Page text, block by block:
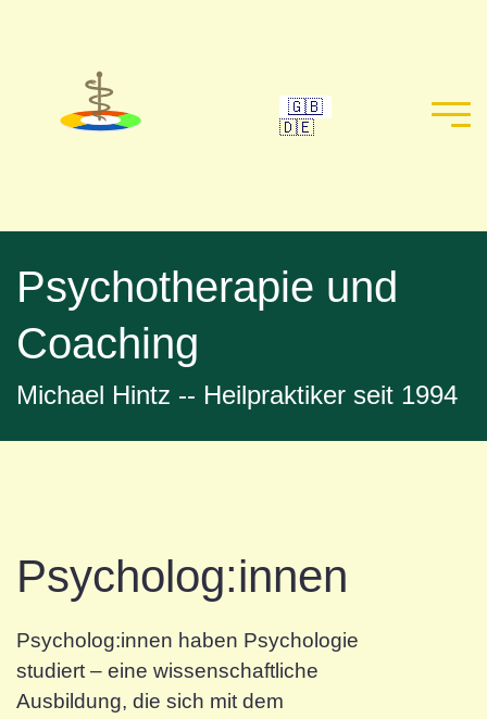
🇬🇧
🇩🇪
Psychotherapie und
Coaching
Michael Hintz -- Heilpraktiker seit 1994
Psycholog:innen
Psycholog:innen haben Psychologie
studiert – eine wissenschaftliche
Ausbildung, die sich mit dem